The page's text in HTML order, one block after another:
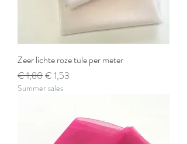
Zeer lichte roze tule per meter
Normale prijs
€ 1,80Verkoopprijs
€ 1,53
Summer sales